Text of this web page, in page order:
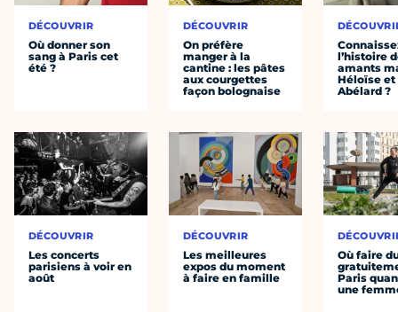
DÉCOUVRIR
Où donner son
sang à Paris cet
été ?
DÉCOUVRIR
Les concerts
parisiens à voir en
août
DÉCOUVRIR
On préfère
manger à la
cantine : les pâtes
aux courgettes
façon bolognaise
DÉCOUVRIR
Les meilleures
expos du moment
à faire en famille
l’histoire
amants
Héloïse et
Abélard ?
Où faire
Paris
une